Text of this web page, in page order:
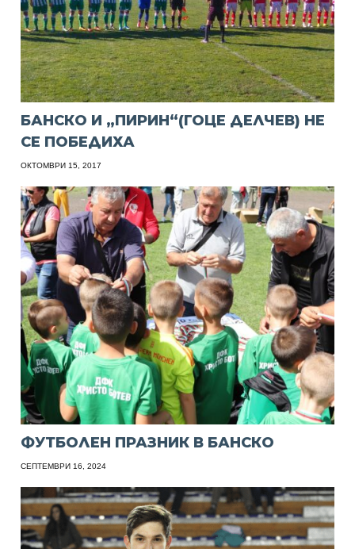
БАНСКО И „ПИРИН“(ГОЦЕ ДЕЛЧЕВ) НЕ
СЕ ПОБЕДИХА
ОКТОМВРИ 15, 2017
ФУТБОЛЕН ПРАЗНИК В БАНСКО
СЕПТЕМВРИ 16, 2024